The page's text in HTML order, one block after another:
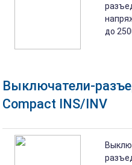
Выключатели-
Compact INS/INV
до